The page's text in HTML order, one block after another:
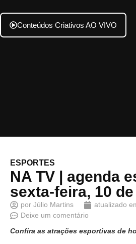
Conteúdos Criativos AO VIVO
ESPORTES
NA TV | agenda
sexta-feira, 10
por Júlio Martins atualizado
Deixe um comentário
Confira as atrações esportivas de